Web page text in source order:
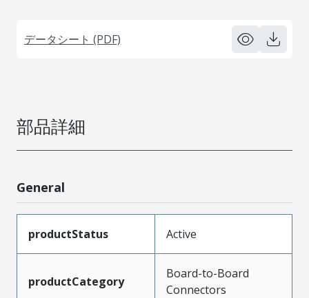
データシート (PDF)
部品詳細
General
productStatus Active
productCategory
Board-to-Board
Connectors